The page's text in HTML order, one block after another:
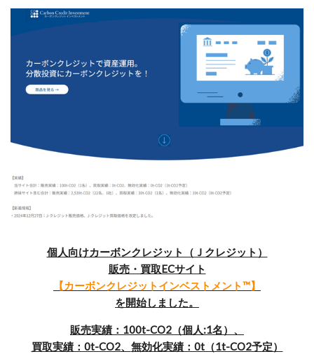
個人向けカーボンクレジット（Ｊクレジット）
販売・買取ECサイト
【カーボンクレジットインベストメント™】
を開始しました。
販売実績：100t-CO2（個人:1名）、
買取実績：0t-CO2、 無効化実績：0t（1t-CO2予定）